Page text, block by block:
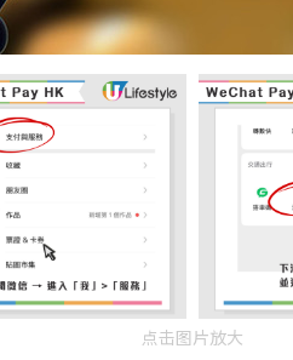
点击图片放大